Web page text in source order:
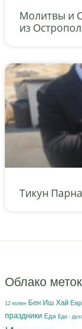
Молитвы и
из
Тикун
Облако меток
12 колен Бен Иш Хай
праздники Еда Еда -